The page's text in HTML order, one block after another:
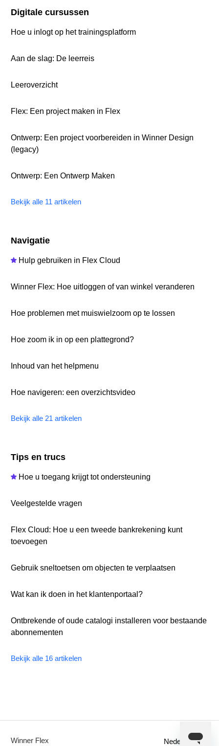
Digitale cursussen
Hoe u inlogt op het trainingsplatform
Aan de slag: De leerreis
Leeroverzicht
Flex: Een project maken in Flex
Ontwerp: Een project voorbereiden in Winner Design
(legacy)
Ontwerp: Een Ontwerp Maken
Bekijk alle 11 artikelen
Navigatie
Hulp gebruiken in Flex Cloud
Winner Flex: Hoe uitloggen of van winkel veranderen
Hoe problemen met muiswielzoom op te lossen
Hoe zoom ik in op een plattegrond?
Inhoud van het helpmenu
Hoe navigeren: een overzichtsvideo
Bekijk alle 21 artikelen
Tips en trucs
Hoe u toegang krijgt tot ondersteuning
Veelgestelde vragen
Flex Cloud: Hoe u een tweede bankrekening kunt
toevoegen
Gebruik sneltoetsen om objecten te verplaatsen
Wat kan ik doen in het klantenportaal?
Ontbrekende of oude catalogi installeren voor bestaande
abonnementen
Bekijk alle 16 artikelen
Winner Flex Nederlands